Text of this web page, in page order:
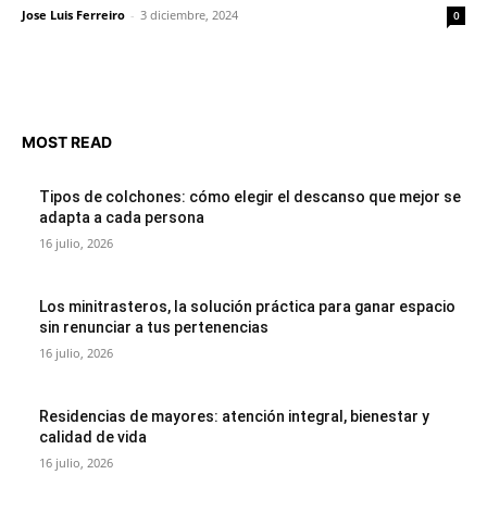
Jose Luis Ferreiro - 3 diciembre, 2024 0
MOST READ
Tipos de colchones: cómo elegir el descanso que mejor se
adapta a cada persona
16 julio, 2026
Los minitrasteros, la solución práctica para ganar espacio
sin renunciar a tus pertenencias
16 julio, 2026
Residencias de mayores: atención integral, bienestar y
calidad de vida
16 julio, 2026